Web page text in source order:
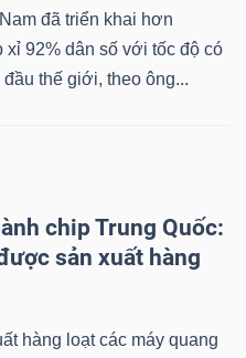
đã triển khai hơn
xỉ 92% dân số với tốc độ có
thế giới, theo ông...
chip Trung Quốc:
sản xuất hàng
hàng loạt các máy quang